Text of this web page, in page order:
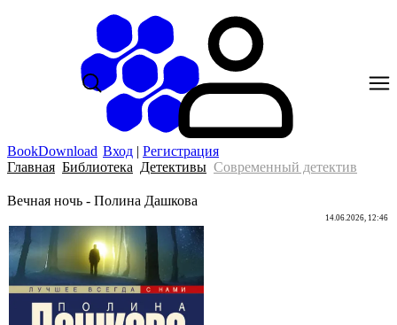
BookDownload Вход | Регистрация
Главная Библиотека Детективы Современный детектив
Вечная ночь - Полина Дашкова
14.06.2026, 12:46